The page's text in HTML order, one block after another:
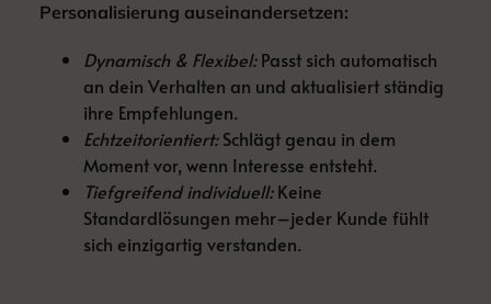
Personalisierung auseinandersetzen:
Dynamisch & Flexibel:Passt sich automatisch
an dein Verhalten an und aktualisiert ständig
ihre Empfehlungen.
Echtzeitorientiert:Schlägt genau in dem
Moment vor, wenn Interesse entsteht.
Tiefgreifend individuell:Keine
Standardlösungen mehr–jeder Kunde fühlt
sich einzigartig verstanden.